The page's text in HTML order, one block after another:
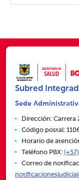
Subred
Sede
Dirección: Carrera
Código postal:
Horario de
Teléfono PBX:
Correo de